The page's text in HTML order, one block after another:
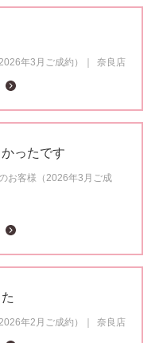
年3月ご成約）
奈良店
ったです
お客様（2026年3月ご成
年2月ご成約）
奈良店